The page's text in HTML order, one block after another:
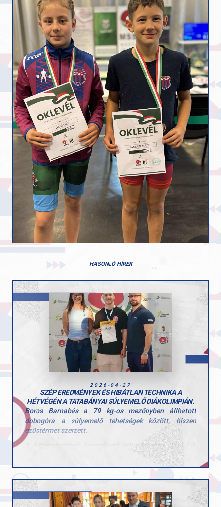
HASONLÓ HÍREK
2026-04-27
SZÉP EREDMÉNYEK ÉS HIBÁTLAN TECHNIKA A
HÉTVÉGÉN A TATABÁNYAI SÚLYEMELŐ DIÁKOLIMPIÁN.
Boros Barnabás a 79 kg-os mezőnyben állhatott
dobogóra a súlyemelő tehetségek között, hiszen
ezüstérmet szerzett.
A hétvége másik kiemelkedő teljesítménye Dani Lili
nevéhez fűződik, aki technikai kivitelezésben a lehető
legtöbbet hozta ki magából. 90/90 pont. Ez a maximum
Gratulálunk mindkettőjüknek a munkához és az elért
eredményekhez!